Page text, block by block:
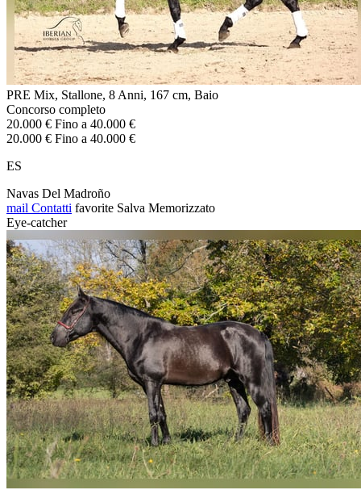
PRE Mix, Stallone, 8 Anni, 167 cm, Baio
Concorso completo
20.000 € Fino a 40.000 €
20.000 € Fino a 40.000 €
ES
Navas Del Madroño
mail Contatti favorite Salva Memorizzato
Eye-catcher